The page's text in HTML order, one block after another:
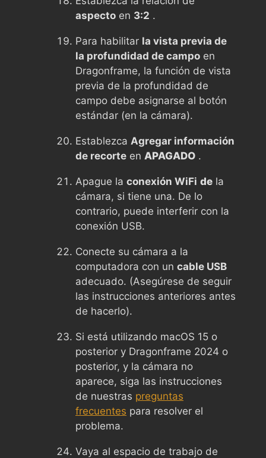
aspecto en 3:2 .
Para habilitar la vista previa de
la profundidad de campo en
Dragonframe, la función de vista
previa de la profundidad de
campo debe asignarse al botón
estándar (en la cámara).
Establezca Agregar información
de recorte en APAGADO .
Apague la conexión WiFi de la
cámara, si tiene una. De lo
contrario, puede interferir con la
conexión USB.
Conecte su cámara a la
computadora con un cable USB
adecuado. (Asegúrese de seguir
las instrucciones anteriores antes
de hacerlo).
Si está utilizando macOS 15 o
posterior y Dragonframe 2024 o
posterior, y la cámara no
aparece, siga las instrucciones
de nuestras preguntas
frecuentes para resolver el
problema.
Vaya al espacio de trabajo de